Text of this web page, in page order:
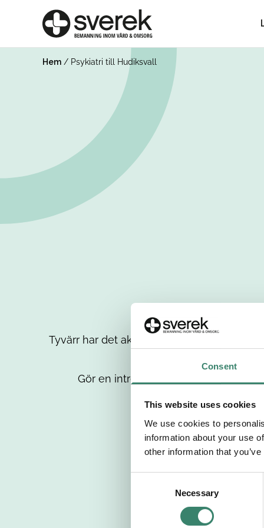
Consent
This website uses cookies
We use cookies to
information about your use
other information that
Necessary
Hem / Psykiatri till Hudiksvall
Tyvärr har det aktuella jobbet tagits bort
Gör en intresseanmälan så